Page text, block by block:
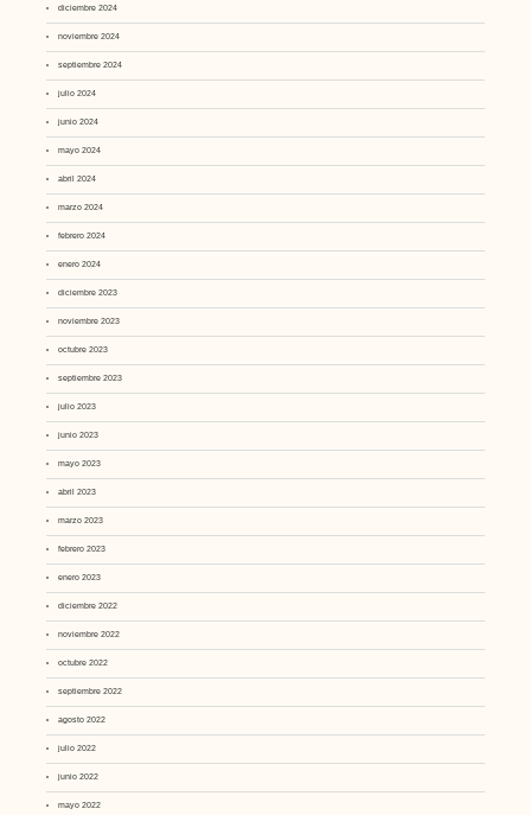
diciembre 2024
noviembre 2024
septiembre 2024
julio 2024
junio 2024
mayo 2024
abril 2024
marzo 2024
febrero 2024
enero 2024
diciembre 2023
noviembre 2023
octubre 2023
septiembre 2023
julio 2023
junio 2023
mayo 2023
abril 2023
marzo 2023
febrero 2023
enero 2023
diciembre 2022
noviembre 2022
octubre 2022
septiembre 2022
agosto 2022
julio 2022
junio 2022
mayo 2022